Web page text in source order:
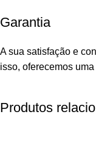
Garantia
A sua satisfação e
isso, oferecemos
Produtos